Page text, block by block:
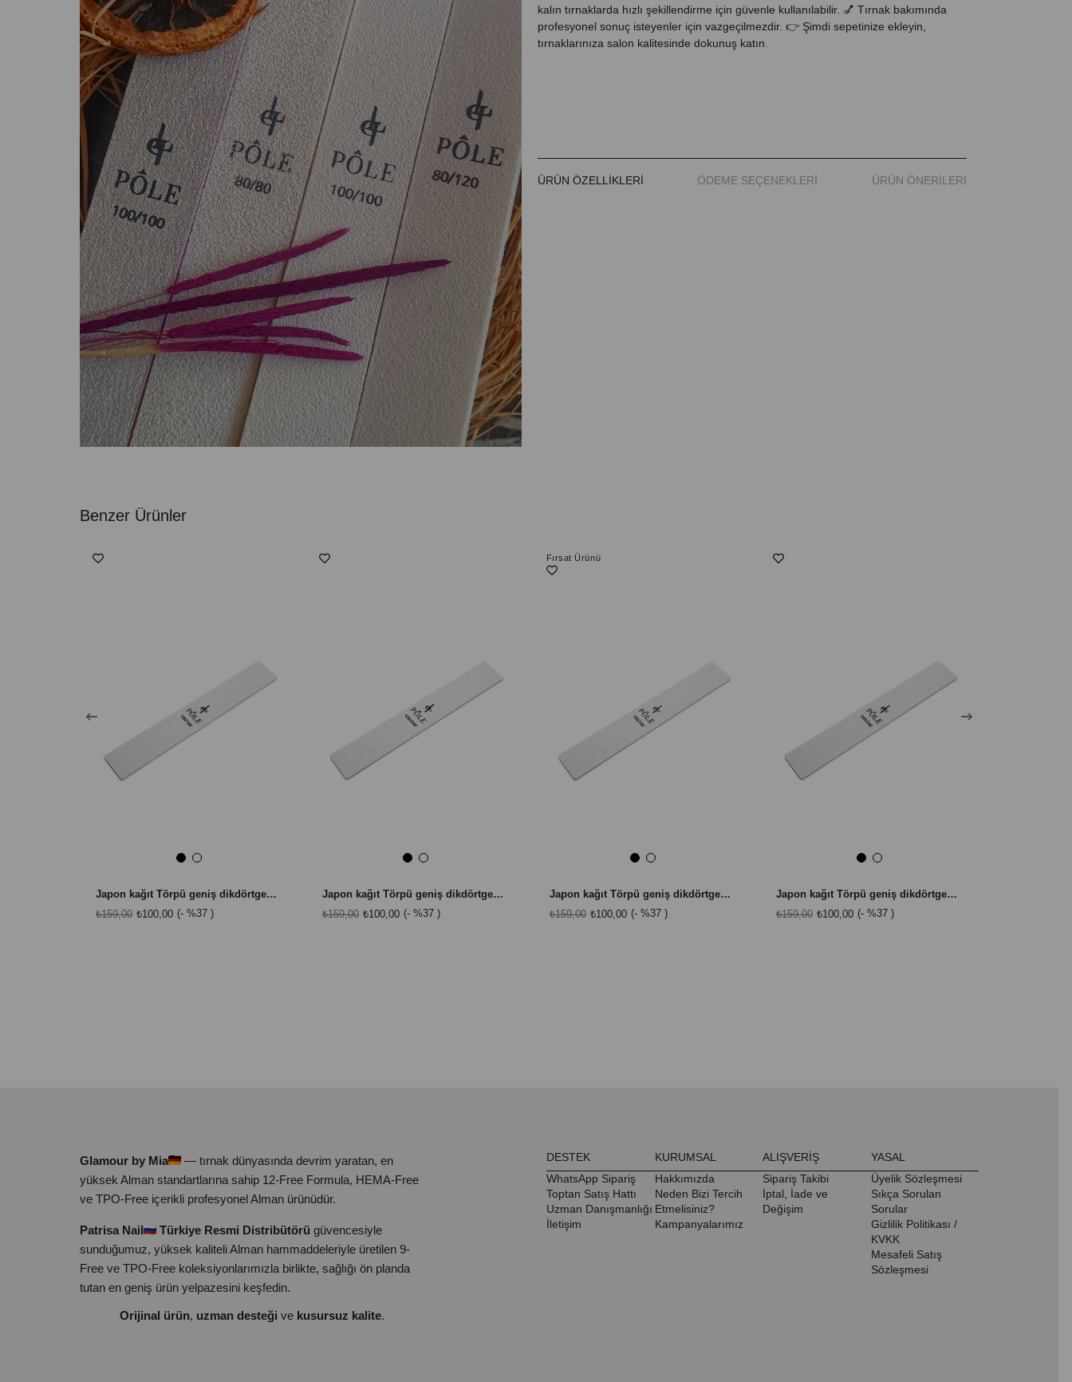
kalın tırnaklarda hızlı şekillendirme için güvenle kullanılabilir. 💅 Tırnak bakımında
profesyonel sonuç isteyenler için vazgeçilmezdir. 👉 Şimdi sepetinize ekleyin,
tırnaklarınıza salon kalitesinde dokunuş katın.
ÜRÜN ÖZELLIKLERI ÖDEME SEÇENEKLERI ÜRÜN ÖNERILERI
Benzer Ürünler
Japon kağıt Törpü geniş dikdörtgen beyaz 100/100
₺100,00
₺159,00 %37
Japon kağıt Törpü geniş dikdörtgen beyaz 120/240
₺100,00
₺159,00 %37
Japon kağıt Törpü geniş dikdörtgen beyaz 180/240
₺100,00
₺159,00 %37
Fırsat Ürünü
Japon kağıt Törpü geniş dikdörtgen beyaz 240/240
₺100,00
₺159,00 %37
Glamour by Mia
— tırnak dünyasında devrim yaratan, en
yüksek Alman standartlarına sahip 12-Free Formula, HEMA-Free
ve TPO-Free içerikli profesyonel Alman ürünüdür.
Patrisa Nail Türkiye Resmi Distribütörü güvencesiyle
sunduğumuz, yüksek kaliteli Alman hammaddeleriyle üretilen 9-
Free ve TPO-Free koleksiyonlarımızla birlikte, sağlığı ön planda
tutan en geniş ürün yelpazesini keşfedin.
Orijinal ürün, uzman desteği ve kusursuz kalite.
DESTEK
WhatsApp Sipariş
Toptan Satış Hattı
Uzman Danışmanlığı
İletişim
KURUMSAL
Hakkımızda
Neden Bizi Tercih
Etmelisiniz?
Kampanyalarımız
ALIŞVERİŞ
Sipariş Takibi
İptal, İade ve
Değişim
YASAL
Üyelik Sözleşmesi
Sıkça Sorulan
Sorular
Gizlilik Politikası /
KVKK
Mesafeli Satış
Sözleşmesi